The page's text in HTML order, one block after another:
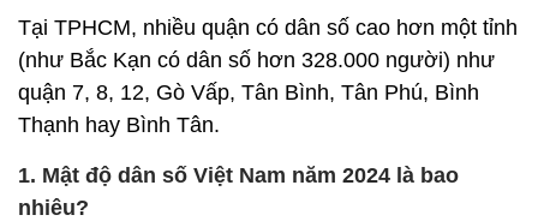
Tại TPHCM, nhiều quận có dân số cao hơn một tỉnh
(như Bắc Kạn có dân số hơn 328.000 người) như
quận 7, 8, 12, Gò Vấp, Tân Bình, Tân Phú, Bình
Thạnh hay Bình Tân.
1. Mật độ dân số Việt Nam năm 2024 là bao
nhiêu?